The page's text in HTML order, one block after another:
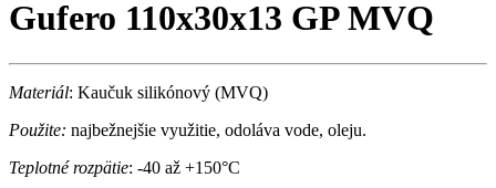
Gufero 110x30x13 GP MVQ
Materiál: Kaučuk silikónový (MVQ)
Použite: najbežnejšie využitie, odoláva vode, oleju.
Teplotné rozpätie: -40 až +150°C